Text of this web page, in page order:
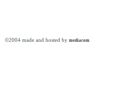
©2004 made and hosted by mediacom